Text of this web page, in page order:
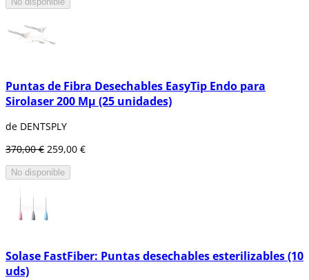
Puntas de Fibra Desechables EasyTip Endo para
Sirolaser 200 Mµ (25 unidades)
de DENTSPLY
370,00 € 259,00 €
No disponible
Solase FastFiber: Puntas desechables esterilizables (10
uds)